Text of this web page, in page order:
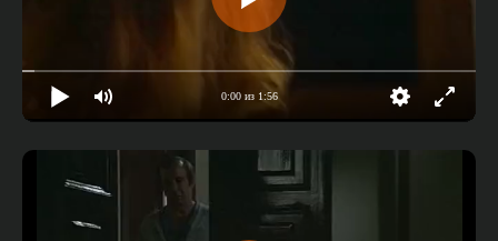
0:00 из 1:56